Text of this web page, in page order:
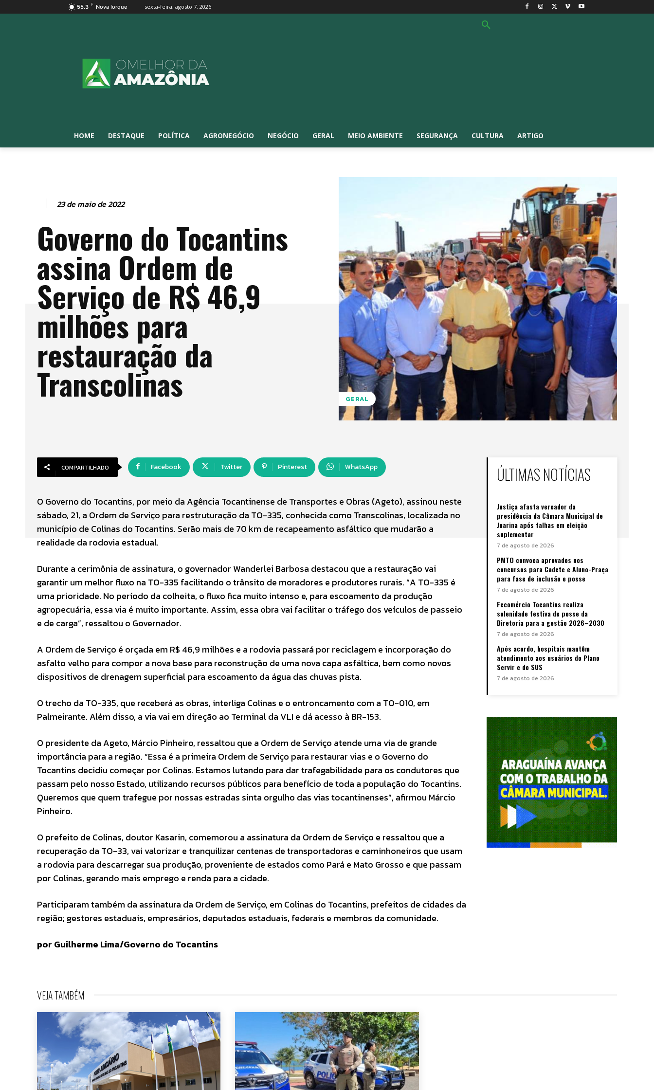
55.3 F Nova Iorque sexta-feira, agosto 7, 2026
HOME DESTAQUE POLÍTICA AGRONEGÓCIO NEGÓCIO GERAL MEIO AMBIENTE SEGURANÇA CULTURA ARTIGO
23 de maio de 2022
Governo do Tocantins
assina Ordem de
Serviço de R$ 46,9
milhões para
restauração da
Transcolinas GERAL
COMPARTILHADO Facebook Twitter Pinterest WhatsApp
O Governo do Tocantins, por meio da Agência Tocantinense de Transportes e Obras (Ageto), assinou neste
sábado, 21, a Ordem de Serviço para restruturação da TO-335, conhecida como Transcolinas, localizada no
município de Colinas do Tocantins. Serão mais de 70 km de recapeamento asfáltico que mudarão a
realidade da rodovia estadual.
Durante a cerimônia de assinatura, o governador Wanderlei Barbosa destacou que a restauração vai
garantir um melhor fluxo na TO-335 facilitando o trânsito de moradores e produtores rurais. “A TO-335 é
uma prioridade. No período da colheita, o fluxo fica muito intenso e, para escoamento da produção
agropecuária, essa via é muito importante. Assim, essa obra vai facilitar o tráfego dos veículos de passeio
e de carga”, ressaltou o Governador.
A Ordem de Serviço é orçada em R$ 46,9 milhões e a rodovia passará por reciclagem e incorporação do
asfalto velho para compor a nova base para reconstrução de uma nova capa asfáltica, bem como novos
dispositivos de drenagem superficial para escoamento da água das chuvas pista.
O trecho da TO-335, que receberá as obras, interliga Colinas e o entroncamento com a TO-010, em
Palmeirante. Além disso, a via vai em direção ao Terminal da VLI e dá acesso à BR-153.
O presidente da Ageto, Márcio Pinheiro, ressaltou que a Ordem de Serviço atende uma via de grande
importância para a região. “Essa é a primeira Ordem de Serviço para restaurar vias e o Governo do
Tocantins decidiu começar por Colinas. Estamos lutando para dar trafegabilidade para os condutores que
passam pelo nosso Estado, utilizando recursos públicos para benefício de toda a população do Tocantins.
Queremos que quem trafegue por nossas estradas sinta orgulho das vias tocantinenses”, afirmou Márcio
Pinheiro.
O prefeito de Colinas, doutor Kasarin, comemorou a assinatura da Ordem de Serviço e ressaltou que a
recuperação da TO-33, vai valorizar e tranquilizar centenas de transportadoras e caminhoneiros que usam
a rodovia para descarregar sua produção, proveniente de estados como Pará e Mato Grosso e que passam
por Colinas, gerando mais emprego e renda para a cidade.
Participaram também da assinatura da Ordem de Serviço, em Colinas do Tocantins, prefeitos de cidades da
região; gestores estaduais, empresários, deputados estaduais, federais e membros da comunidade.
por Guilherme Lima/Governo do Tocantins
ÚLTIMAS NOTÍCIAS
Justiça afasta vereador da
presidência da Câmara Municipal de
Juarina após falhas em eleição
suplementar
7 de agosto de 2026
PMTO convoca aprovados nos
concursos para Cadete e Aluno-Praça
para fase de inclusão e posse
7 de agosto de 2026
Fecomércio Tocantins realiza
solenidade festiva de posse da
Diretoria para a gestão 2026–2030
7 de agosto de 2026
Após acordo, hospitais mantêm
atendimento aos usuários do Plano
Servir e do SUS
7 de agosto de 2026
VEJA TAMBÉM